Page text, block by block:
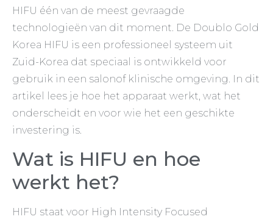
HIFU één van de meest gevraagde
technologieën van dit moment. De Doublo Gold
Korea HIFU is een professioneel systeem uit
Zuid-Korea dat speciaal is ontwikkeld voor
gebruik in een salonof klinische omgeving. In dit
artikel lees je hoe het apparaat werkt, wat het
onderscheidt en voor wie het een geschikte
investering is.
Wat is HIFU en hoe
werkt het?
HIFU staat voor High Intensity Focused